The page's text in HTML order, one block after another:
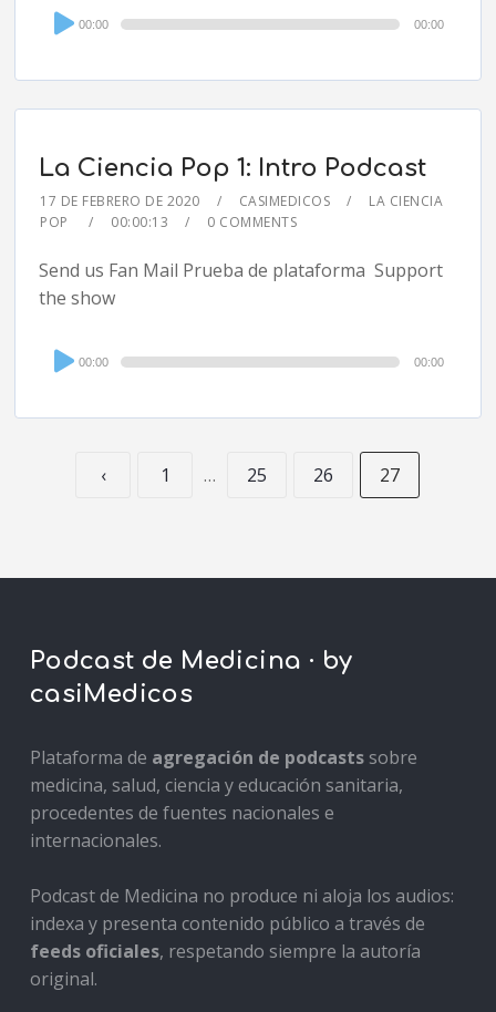
Audio
Player
00:00 00:00
La Ciencia Pop 1: Intro Podcast
17 DE FEBRERO DE 2020 CASIMEDICOS
LA CIENCIA
POP
00:00:13 0 COMMENTS
Send us Fan Mail Prueba de plataforma Support
the show
Audio
Player
00:00 00:00
‹ 1 … 25 26 27
Podcast de Medicina · by
casiMedicos
Plataforma de agregación de podcastssobre
medicina, salud, ciencia y educación sanitaria,
procedentes de fuentes nacionales e
internacionales.
Podcast de Medicina no produce ni aloja los audios:
indexa y presenta contenido público a través de
feeds oficiales, respetando siempre la autoría
original.